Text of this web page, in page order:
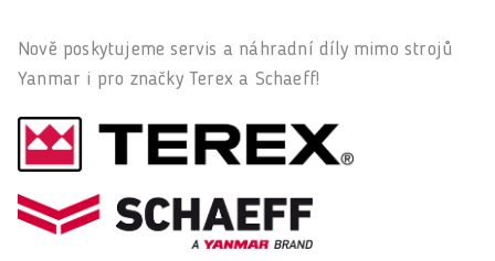
Nově poskytujeme servis a náhradní díly mimo strojů
Yanmar i pro značky Terex a Schaeff!